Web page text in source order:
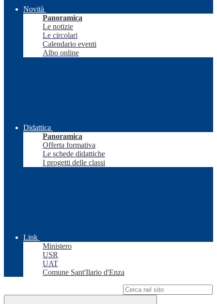
Novità
Panoramica
Le notizie
Le circolari
Calendario eventi
Albo online
Didattica
Panoramica
Offerta formativa
Le schede didattiche
I progetti delle classi
Link
Ministero
USR
UAT
Comune Sant'Ilario d'Enza